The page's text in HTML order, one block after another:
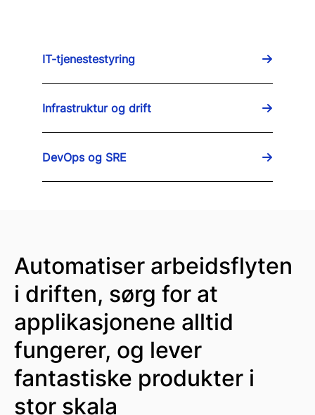
IT-tjenestestyring
Infrastruktur og drift
DevOps og SRE
Automatiser arbeidsflyten
i driften, sørg for at
applikasjonene alltid
fungerer, og lever
fantastiske produkter i
stor skala